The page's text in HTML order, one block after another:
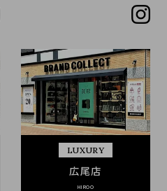
LUXURY
広尾店
HIROO